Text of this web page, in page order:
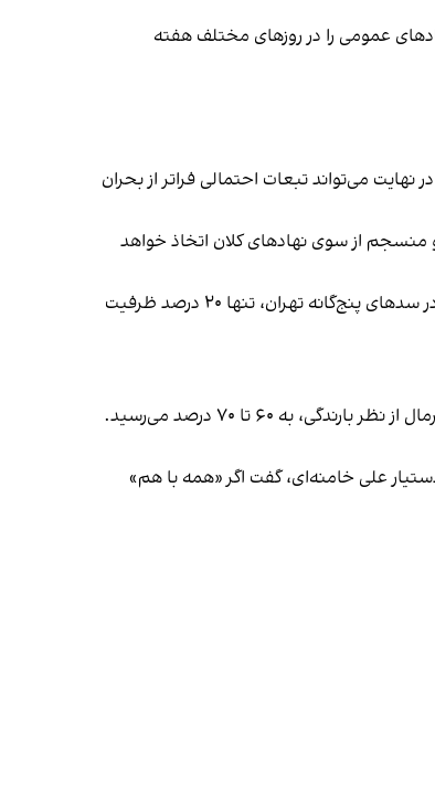
عمومی را در روزهای مختلف هفته
می‌تواند تبعات احتمالی فراتر از بحران
و منسجم از سوی نهادهای کلان اتخاذ خواهد
هم‌زمان با اعلام این تعطیلی‌ها، عبدالله فاضلی فارسانی، معاون حفاظت حوضه آبریز فلات مرکزی، ۱۳ مرداد هشدار داد کل آب موجود در سدهای پنج‌گانه تهران، تنها ۲۰ درصد ظرفیت
۶۰ تا ۷۰ درصد می‌رسید.
علی خامنه‌ای، گفت اگر «همه با هم»